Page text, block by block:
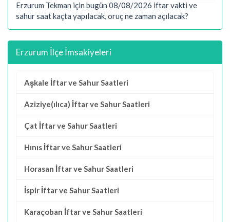
Erzurum Tekman için bugün 08/08/2026 iftar vakti ve
sahur saat kaçta yapılacak, oruç ne zaman açılacak?
Erzurum İlçe İmsakiyeleri
Aşkale İftar ve Sahur Saatleri
Aziziye(ılıca) İftar ve Sahur Saatleri
Çat İftar ve Sahur Saatleri
Hınıs İftar ve Sahur Saatleri
Horasan İftar ve Sahur Saatleri
İspir İftar ve Sahur Saatleri
Karaçoban İftar ve Sahur Saatleri